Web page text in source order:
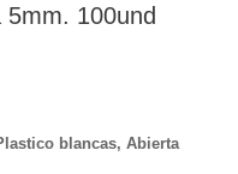
100und
blancas, Abierta